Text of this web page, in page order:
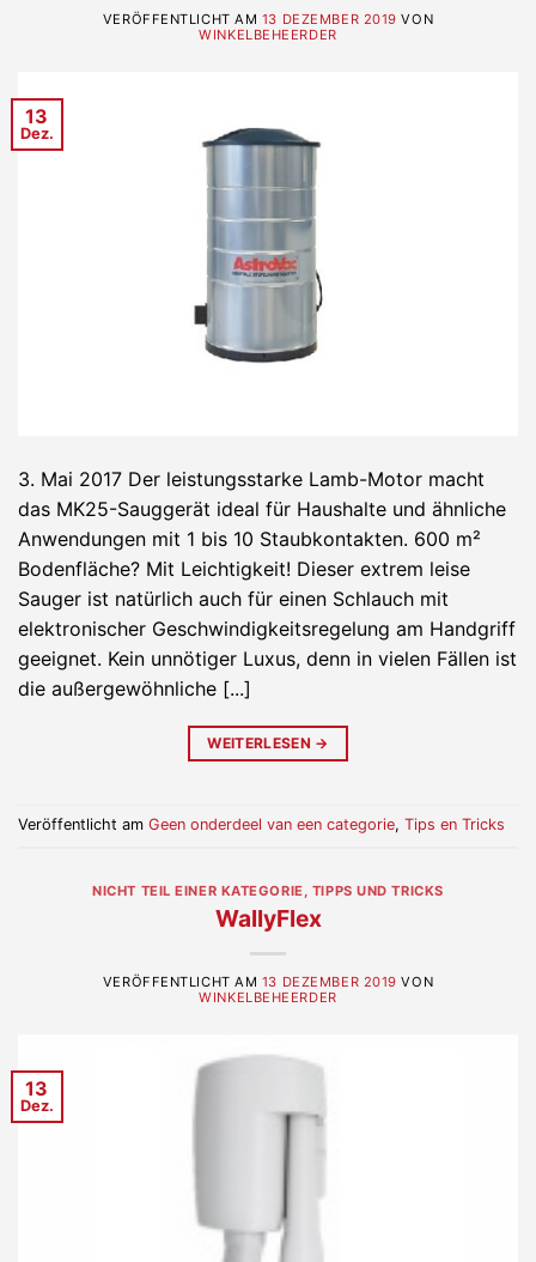
VERÖFFENTLICHT AM 13 DEZEMBER 2019 VON
WINKELBEHEERDER
13
Dez.
3. Mai 2017 Der leistungsstarke Lamb-Motor macht
das MK25-Sauggerät ideal für Haushalte und ähnliche
Anwendungen mit 1 bis 10 Staubkontakten. 600 m²
Bodenfläche? Mit Leichtigkeit! Dieser extrem leise
Sauger ist natürlich auch für einen Schlauch mit
elektronischer Geschwindigkeitsregelung am Handgriff
geeignet. Kein unnötiger Luxus, denn in vielen Fällen ist
die außergewöhnliche [...]
WEITERLESEN →
Veröffentlicht am Geen onderdeel van een categorie, Tips en Tricks
NICHT TEIL EINER KATEGORIE TIPPS UND TRICKS
WallyFlex
VERÖFFENTLICHT AM 13 DEZEMBER 2019 VON
WINKELBEHEERDER
13
Dez.